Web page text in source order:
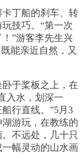
丁船的刹车、转
技巧。“第一次
”游客李先生兴
能亲近自然，又
于桨板之上，在
入水，划深一
行直线。”5月3
游玩，在教练的
不远处，几十只
幅灵动的山水画